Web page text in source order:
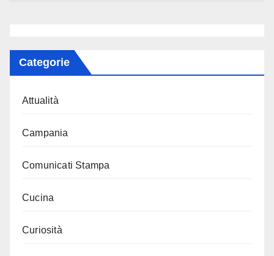
Categorie
Attualità
Campania
Comunicati Stampa
Cucina
Curiosità